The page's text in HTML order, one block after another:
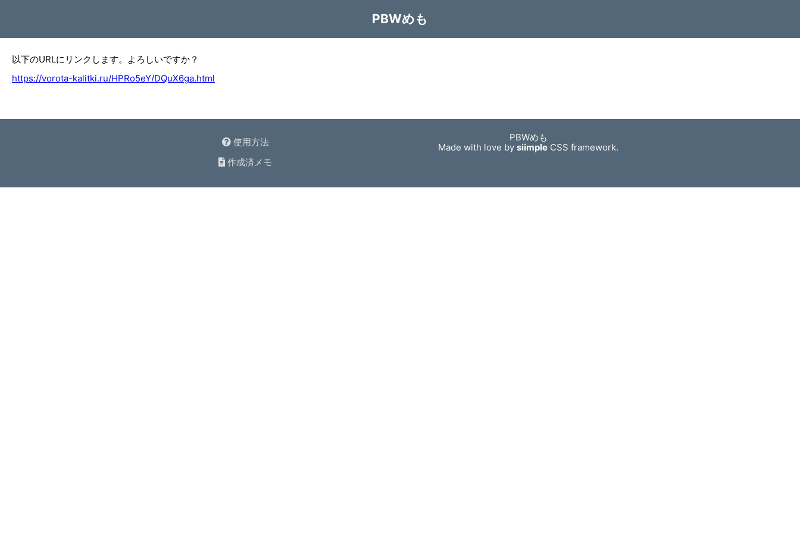
PBWめも
以下のURLにリンクします。よろしいですか？
https://vorota-kalitki.ru/HPRo5eY/DQuX6ga.html
使用方法
作成済メモ
PBWめも
Made with love bysiimple CSS framework.